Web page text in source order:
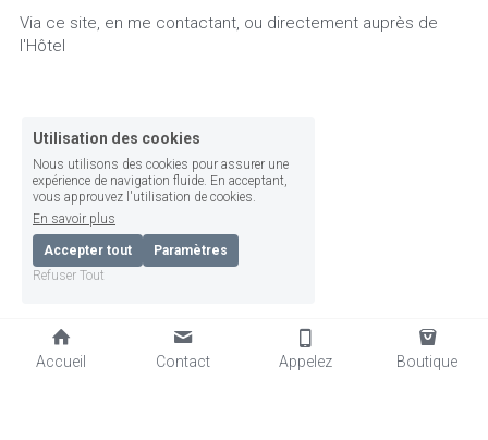
Via ce site, en me contactant, ou directement auprès de
l'Hôtel
Accueil Contact Appelez Boutique
Utilisation des cookies
Nous utilisons des cookies pour assurer une
expérience de navigation fluide. En acceptant,
vous approuvez l'utilisation de cookies.
En savoir plus
Accepter tout
Paramètres
Refuser Tout